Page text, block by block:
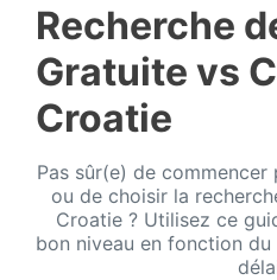
Recherche
Gratuite vs
Croatie
Pas sûr(e) de
ou de choisir la
Croatie ? Utilisez ce
bon niveau en fonction